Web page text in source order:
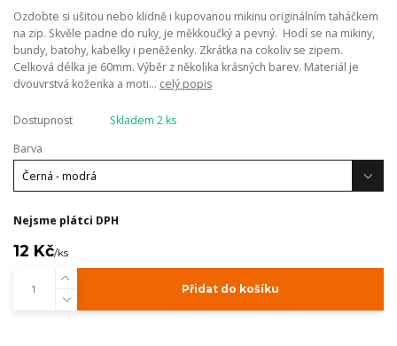
Ozdobte si ušitou nebo klidně i kupovanou mikinu originálním taháčkem
na zip. Skvěle padne do ruky, je měkkoučký a pevný. Hodí se na mikiny,
bundy, batohy, kabelky i peněženky. Zkrátka na cokoliv se zipem.
Celková délka je 60mm. Výběr z několika krásných barev. Materiál je
dvouvrstvá koženka a moti... celý popis
Dostupnost
Skladem 2 ks
Barva
Nejsme plátci DPH
12 Kč/ks
Přidat do košíku